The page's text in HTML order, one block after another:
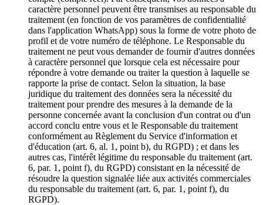
caractère personnel peuvent être transmises au responsable du
traitement (en fonction de vos paramètres de confidentialité
dans l'application WhatsApp) sous la forme de votre photo de
profil et de votre numéro de téléphone. Le Responsable du
traitement ne peut vous demander de fournir d'autres données
à caractère personnel que lorsque cela est nécessaire pour
répondre à votre demande ou traiter la question à laquelle se
rapporte la prise de contact. Selon la situation, la base
juridique du traitement des données sera la nécessité du
traitement pour prendre des mesures à la demande de la
personne concernée avant la conclusion d'un contrat ou d'un
accord conclu entre vous et le Responsable du traitement
conformément au Règlement du Service d'information et
d'éducation (art. 6, al. 1, point b), du RGPD) ; et dans les
autres cas, l'intérêt légitime du responsable du traitement (art.
6, par. 1, point f), du RGPD) consistant en la nécessité de
résoudre la question signalée liée aux activités commerciales
du responsable du traitement (art. 6, par. 1, point f), du
RGPD).